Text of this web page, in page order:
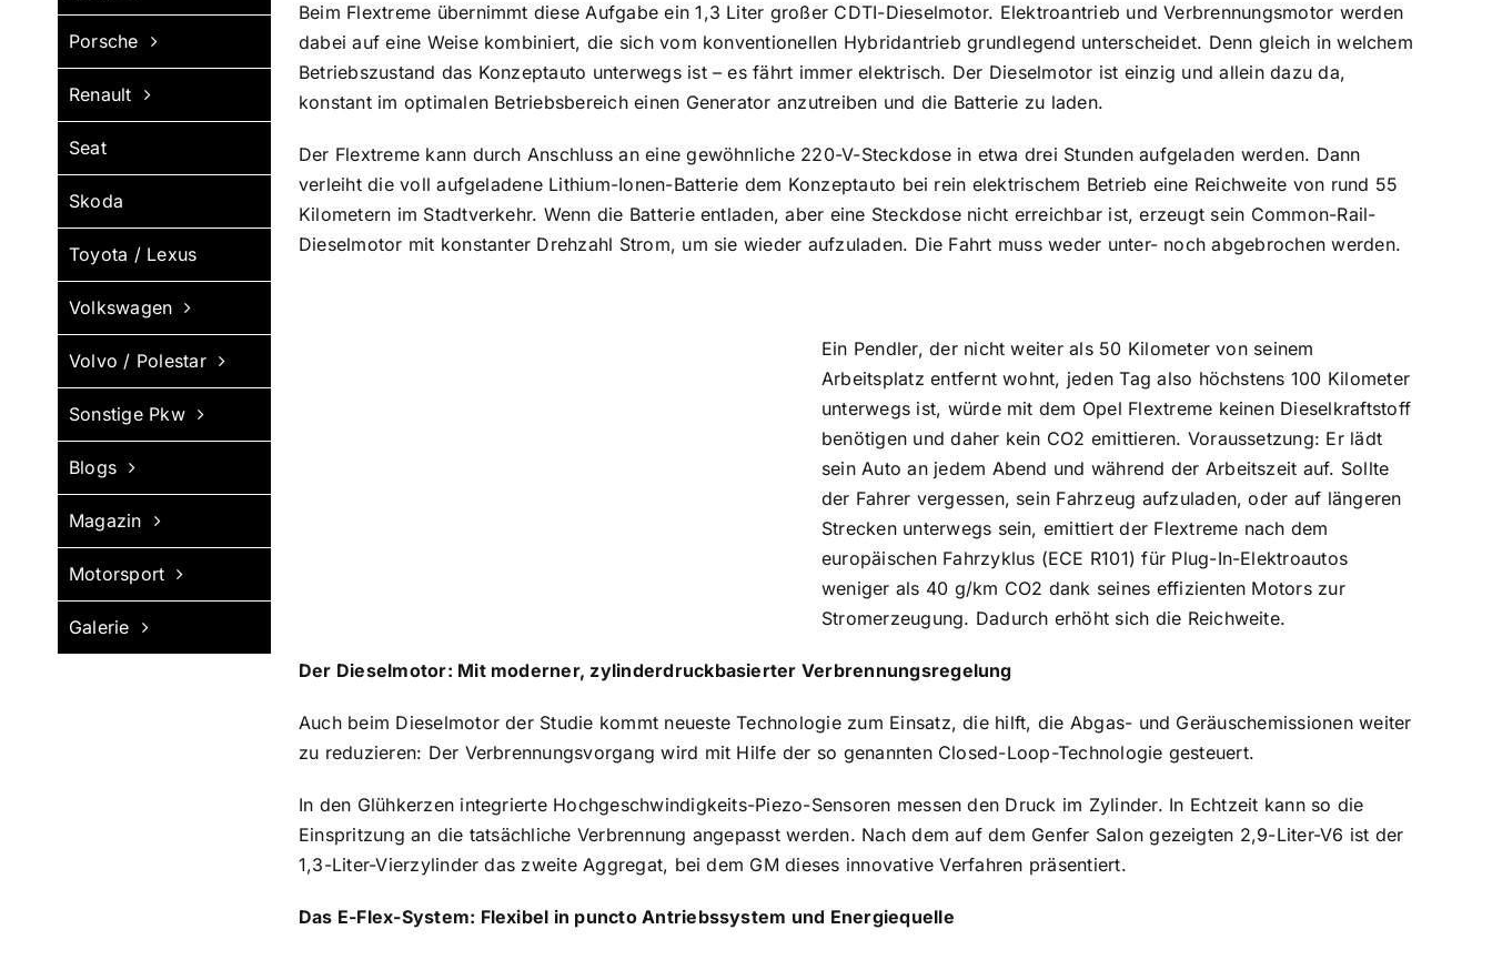
Porsche
Renault
Seat
Skoda
Toyota / Lexus
Volkswagen
Volvo / Polestar
Sonstige Pkw
Blogs
Magazin
Motorsport
Galerie
Beim Flextreme übernimmt diese Aufgabe ein 1,3 Liter großer CDTI-Dieselmotor. Elektroantrieb und Verbrennungsmotor werden
dabei auf eine Weise kombiniert, die sich vom konventionellen Hybridantrieb grundlegend unterscheidet. Denn gleich in welchem
Betriebszustand das Konzeptauto unterwegs ist – es fährt immer elektrisch. Der Dieselmotor ist einzig und allein dazu da,
konstant im optimalen Betriebsbereich einen Generator anzutreiben und die Batterie zu laden.
Der Flextreme kann durch Anschluss an eine gewöhnliche 220-V-Steckdose in etwa drei Stunden aufgeladen werden. Dann
verleiht die voll aufgeladene Lithium-Ionen-Batterie dem Konzeptauto bei rein elektrischem Betrieb eine Reichweite von rund 55
Kilometern im Stadtverkehr. Wenn die Batterie entladen, aber eine Steckdose nicht erreichbar ist, erzeugt sein Common-Rail-
Dieselmotor mit konstanter Drehzahl Strom, um sie wieder aufzuladen. Die Fahrt muss weder unter- noch abgebrochen werden.
Ein Pendler, der nicht weiter als 50 Kilometer von seinem
Arbeitsplatz entfernt wohnt, jeden Tag also höchstens 100 Kilometer
unterwegs ist, würde mit dem Opel Flextreme keinen Dieselkraftstoff
benötigen und daher kein CO2 emittieren. Voraussetzung: Er lädt
sein Auto an jedem Abend und während der Arbeitszeit auf. Sollte
der Fahrer vergessen, sein Fahrzeug aufzuladen, oder auf längeren
Strecken unterwegs sein, emittiert der Flextreme nach dem
europäischen Fahrzyklus (ECE R101) für Plug-In-Elektroautos
weniger als 40 g/km CO2 dank seines effizienten Motors zur
Stromerzeugung. Dadurch erhöht sich die Reichweite.
Der Dieselmotor: Mit moderner, zylinderdruckbasierter Verbrennungsregelung
Auch beim Dieselmotor der Studie kommt neueste Technologie zum Einsatz, die hilft, die Abgas- und Geräuschemissionen weiter
zu reduzieren: Der Verbrennungsvorgang wird mit Hilfe der so genannten Closed-Loop-Technologie gesteuert.
In den Glühkerzen integrierte Hochgeschwindigkeits-Piezo-Sensoren messen den Druck im Zylinder. In Echtzeit kann so die
Einspritzung an die tatsächliche Verbrennung angepasst werden. Nach dem auf dem Genfer Salon gezeigten 2,9-Liter-V6 ist der
1,3-Liter-Vierzylinder das zweite Aggregat, bei dem GM dieses innovative Verfahren präsentiert.
Das E-Flex-System: Flexibel in puncto Antriebssystem und Energiequelle